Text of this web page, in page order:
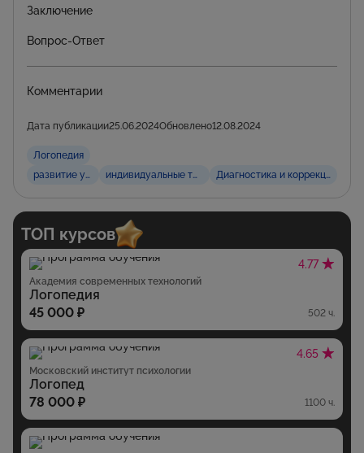
Заключение
Вопрос-Ответ
Комментарии
Дата публикации25.06.2024Обновлено12.08.2024
Логопедия
развитие устной речииндивидуальные тренировки в речиДиагностика и коррекция
ТОП курсов
4.77
Академия современных технологий
Логопедия
45 000 ₽
502 ч.
4.65
Московский институт психологии
Логопед
78 000 ₽
1100 ч.